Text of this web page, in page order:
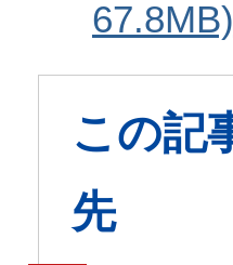
67.8MB)
この記
先